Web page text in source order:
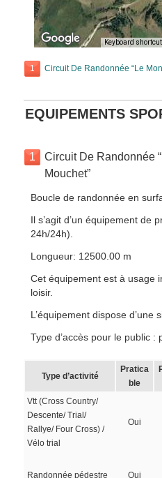
Keyboard
1 Circuit De Randonnée “Le
EQUIPEMENTS
1
Circuit De Randonnée
Mouchet”
Boucle de randonnée en
Il s’agit d’un équipement de
24h/24h).
Longueur: 12500.00 m
Cet équipement est à usage
loisir.
L’équipement dispose d’une
Type d’accès pour le public :
Type d’activité
Pratica
ble
Vtt (Cross Country/
Descente/ Trial/
Rallye/ Four Cross) /
Vélo trial
Oui
Randonnée pédestre Oui